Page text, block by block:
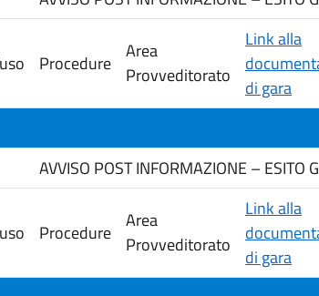
Procedure
Area
Provveditorato
Link alla
di gara
AVVISO POST INFORMAZIONE – ESITO
Procedure
Area
Provveditorato
Link alla
di gara